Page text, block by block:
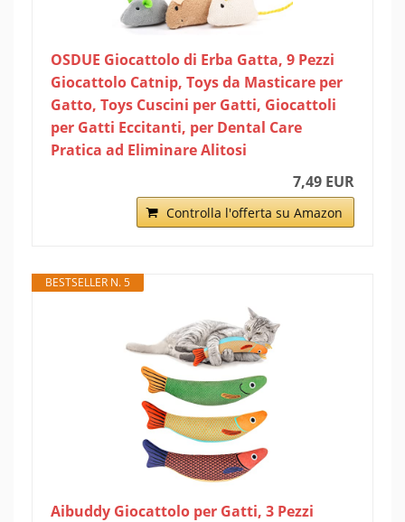
OSDUE Giocattolo di Erba Gatta, 9 Pezzi
Giocattolo Catnip, Toys da Masticare per
Gatto, Toys Cuscini per Gatti, Giocattoli
per Gatti Eccitanti, per Dental Care
Pratica ad Eliminare Alitosi
7,49 EUR
Controlla l'offerta su Amazon
BESTSELLER N. 5
Aibuddy Giocattolo per Gatti, 3 Pezzi